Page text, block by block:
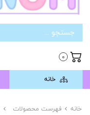
0
خانه
خانه فهرست محصولات